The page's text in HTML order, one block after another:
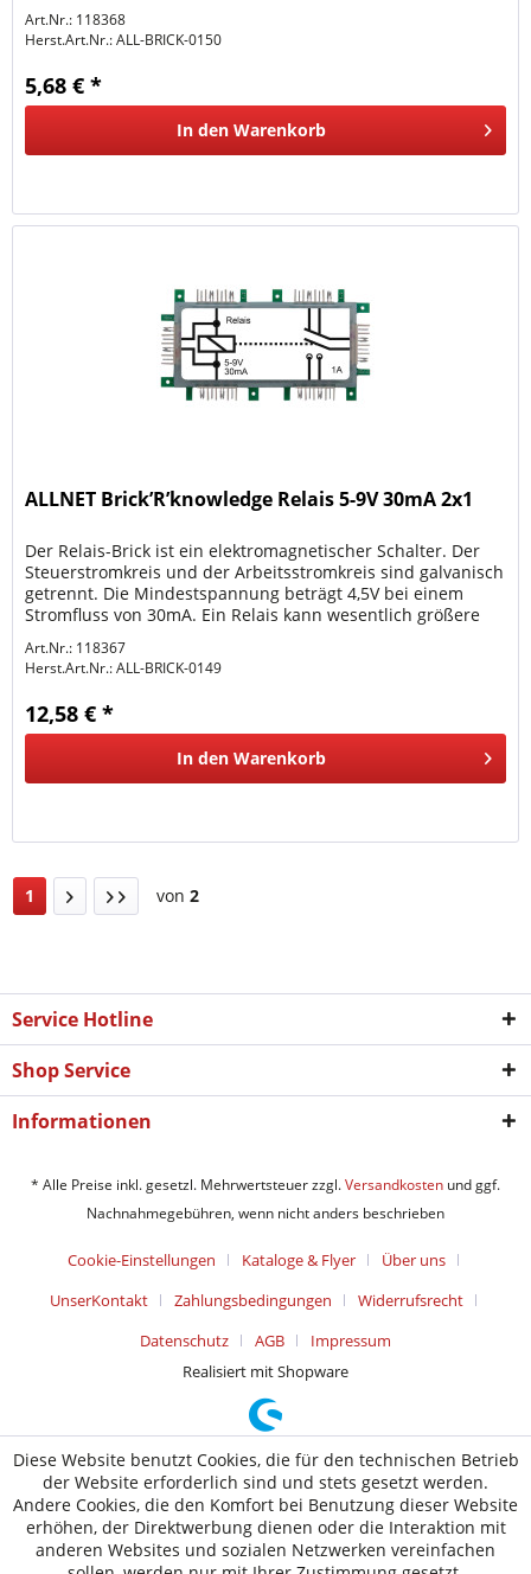
Art.Nr.: 118368
Herst.Art.Nr.:ALL-BRICK-0150
5,68 € *
In den Warenkorb
ALLNET Brick’R’knowledge Relais 5-9V 30mA 2x1
Der Relais-Brick ist ein elektromagnetischer Schalter. Der
Steuerstromkreis und der Arbeitsstromkreis sind galvanisch
getrennt. Die Mindestspannung beträgt 4,5V bei einem
Stromfluss von 30mA. Ein Relais kann wesentlich größere
Art.Nr.: 118367
Herst.Art.Nr.:ALL-BRICK-0149
12,58 € *
In den Warenkorb
1 von 2
Service Hotline
Shop Service
Informationen
* Alle Preise inkl. gesetzl. Mehrwertsteuer zzgl.Versandkosten und ggf.
Nachnahmegebühren, wenn nicht anders beschrieben
Cookie-Einstellungen Kataloge & Flyer
Über uns
UnserKontakt
Zahlungsbedingungen
Widerrufsrecht
Datenschutz
AGB
Impressum
Realisiert mit Shopware
Diese Website benutzt Cookies, die für den technischen Betrieb
der Website erforderlich sind und stets gesetzt werden.
Andere Cookies, die den Komfort bei Benutzung dieser Website
erhöhen, der Direktwerbung dienen oder die Interaktion mit
anderen Websites und sozialen Netzwerken vereinfachen